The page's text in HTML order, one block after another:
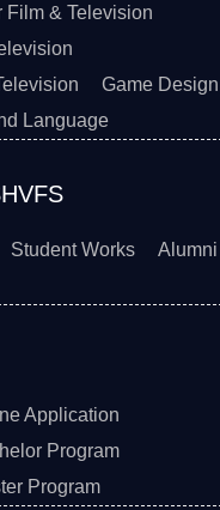
Film & Television
Game Design
Language
Student Works
Application
Program
Program